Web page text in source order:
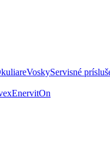
VoskyServisné
EnervitOn